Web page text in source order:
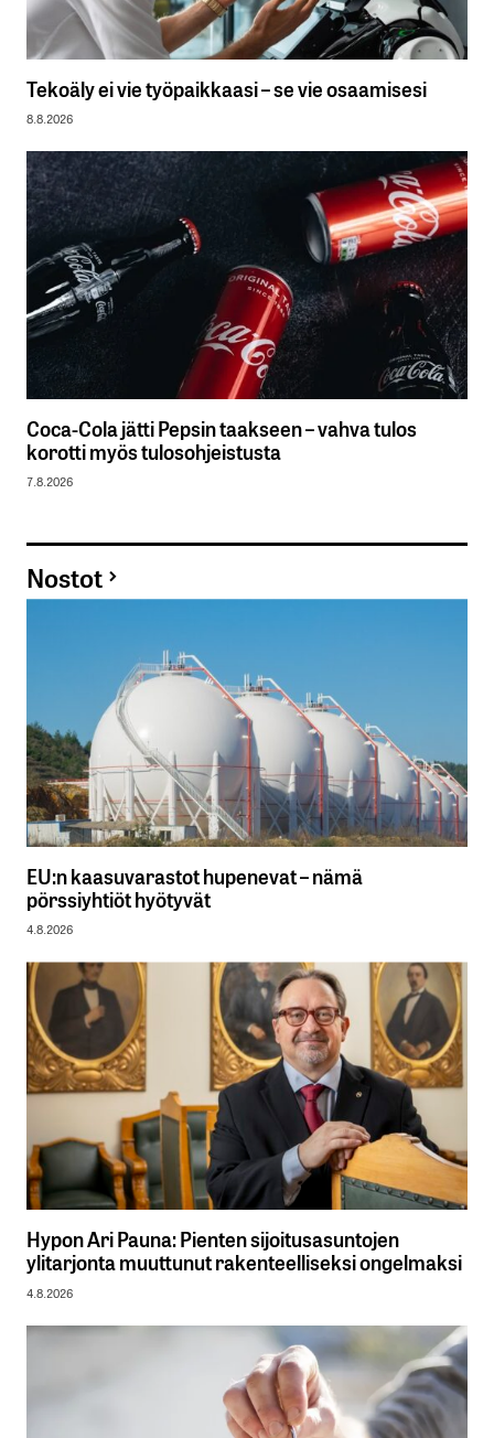
Tekoäly ei vie työpaikkaasi – se vie osaamisesi
8.8.2026
Coca-Cola jätti Pepsin taakseen – vahva tulos
korotti myös tulosohjeistusta
7.8.2026
Nostot
EU:n kaasuvarastot hupenevat – nämä
pörssiyhtiöt hyötyvät
4.8.2026
Hypon Ari Pauna: Pienten sijoitusasuntojen
ylitarjonta muuttunut rakenteelliseksi ongelmaksi
4.8.2026